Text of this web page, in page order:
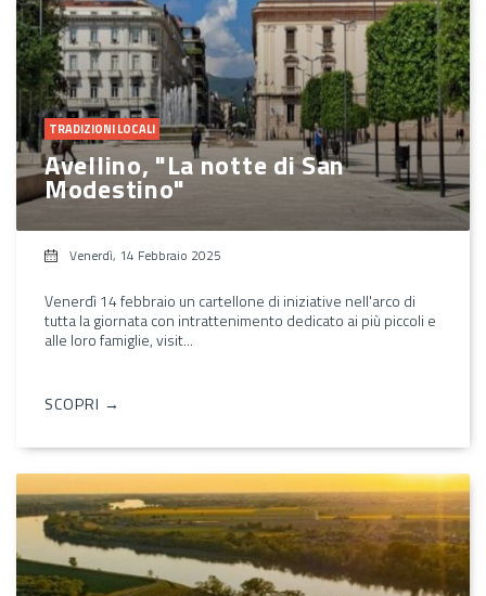
TRADIZIONI LOCALI
Avellino, "La notte di San
Modestino"
Venerdì, 14 Febbraio 2025
Venerdì 14 febbraio un cartellone di iniziative nell'arco di
tutta la giornata con intrattenimento dedicato ai più piccoli e
alle loro famiglie, visit...
SCOPRI →